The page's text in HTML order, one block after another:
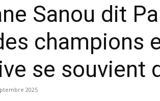
Sanou dit
champions
se souvient
2025